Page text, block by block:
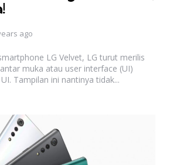
ago
LG Velvet, LG turut merilis
muka atau user interface (UI)
Tampilan ini nantinya tidak...